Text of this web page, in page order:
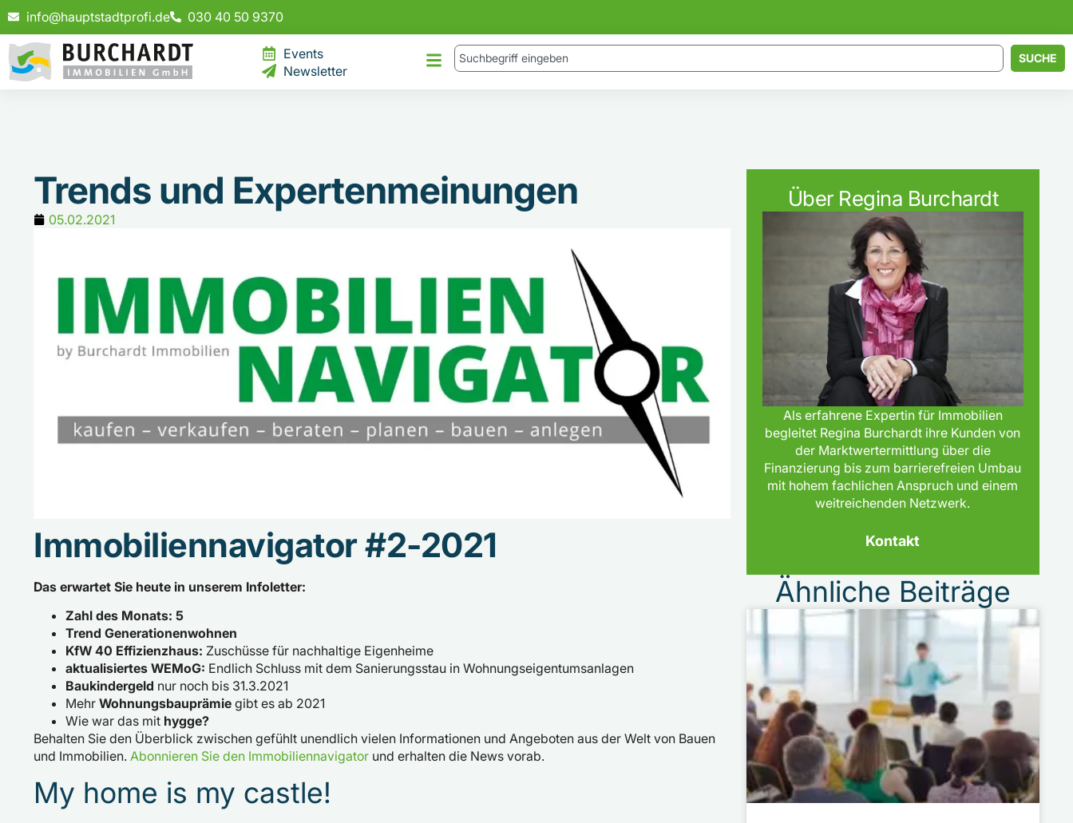
info@hauptstadtprofi.de 030 40 50 9370
Events
Newsletter
SUCHE
Über Regina Burchardt
Als erfahrene Expertin für Immobilien
begleitet Regina Burchardt ihre Kunden von
der Marktwertermittlung über die
Finanzierung bis zum barrierefreien Umbau
mit hohem fachlichen Anspruch und einem
weitreichenden Netzwerk.
Kontakt
Ähnliche Beiträge
Trends und Expertenmeinungen
05.02.2021
Immobiliennavigator #2-2021
Das erwartet Sie heute in unserem Infoletter:
Zahl des Monats: 5
Trend Generationenwohnen
KfW 40 Effizienzhaus: Zuschüsse für nachhaltige Eigenheime
aktualisiertes WEMoG: Endlich Schluss mit dem Sanierungsstau in Wohnungseigentumsanlagen
Baukindergeld nur noch bis 31.3.2021
Mehr Wohnungsbauprämie gibt es ab 2021
Wie war das mit hygge?
Behalten Sie den Überblick zwischen gefühlt unendlich vielen Informationen und Angeboten aus der Welt von Bauen
und Immobilien. Abonnieren Sie den Immobiliennavigator und erhalten die News vorab.
My home is my castle!